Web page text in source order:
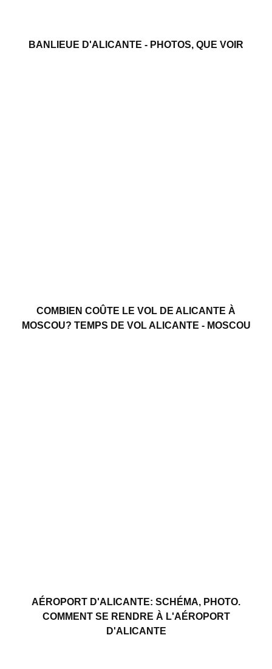
BANLIEUE D'ALICANTE - PHOTOS, QUE VOIR
COMBIEN COÛTE LE VOL DE ALICANTE À
MOSCOU? TEMPS DE VOL ALICANTE - MOSCOU
AÉROPORT D'ALICANTE: SCHÉMA, PHOTO.
COMMENT SE RENDRE À L'AÉROPORT
D'ALICANTE